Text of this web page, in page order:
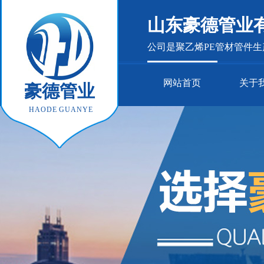
豪德管业
HAODE GUANYE
山东豪德管业
公司是聚乙烯PE管材管件
网站首页 关于